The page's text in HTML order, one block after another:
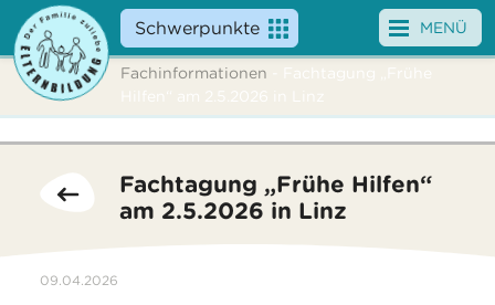
Schwerpunkte
Angebote
News
MENÜ
Fachinformationen - Fachtagung „Frühe
Hilfen“ am 2.5.2026 in Linz
Fachtagung „Frühe Hilfen“
am 2.5.2026 in Linz
09.04.2026